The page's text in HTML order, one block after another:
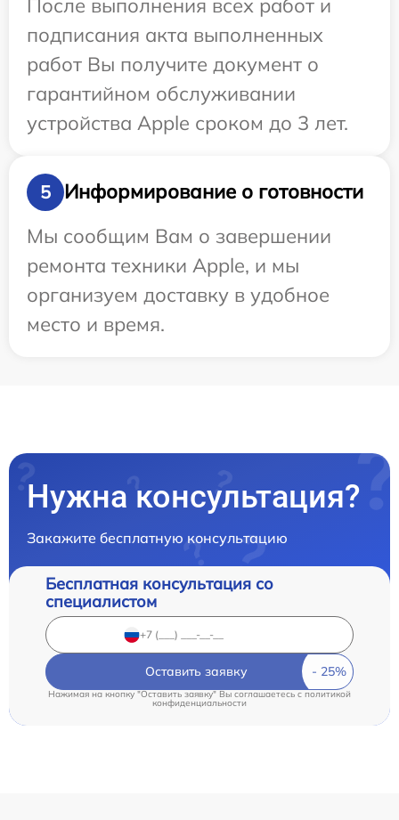
После выполнения всех работ и
подписания акта выполненных
работ Вы получите документ о
гарантийном обслуживании
устройства Apple сроком до 3 лет.
5
Информирование о готовности
Мы сообщим Вам о завершении
ремонта техники Apple, и мы
организуем доставку в удобное
место и время.
Нужна консультация?
Закажите бесплатную консультацию
Бесплатная консультация со
специалистом
Оставить заявку
Нажимая на кнопку "Оставить заявку" Вы соглашаетесь cполитикой
конфиденциальности